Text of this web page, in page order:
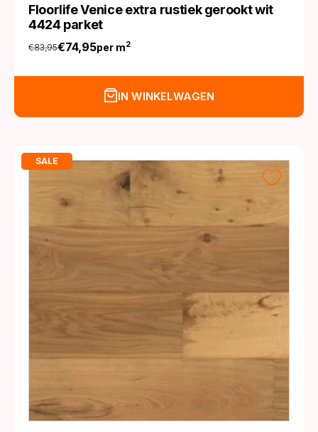
Floorlife Venice extra rustiek gerookt wit
4424 parket
€83,95
Oorspronkelijke
prijs
€74,95
Huidige
prijs
per m2
IN WINKELWAGEN
SALE